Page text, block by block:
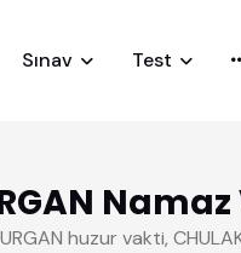
Sınav Test
huzur vakti,